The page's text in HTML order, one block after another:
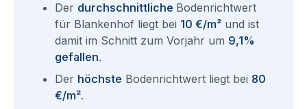
Der durchschnittliche Bodenrichtwert
für Blankenhof liegt bei 10 €/m² und ist
damit im Schnitt zum Vorjahr um 9,1%
gefallen.
Der höchste Bodenrichtwert liegt bei 80
€/m².